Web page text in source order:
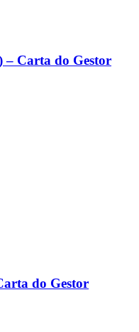
Carta do Gestor
do Gestor